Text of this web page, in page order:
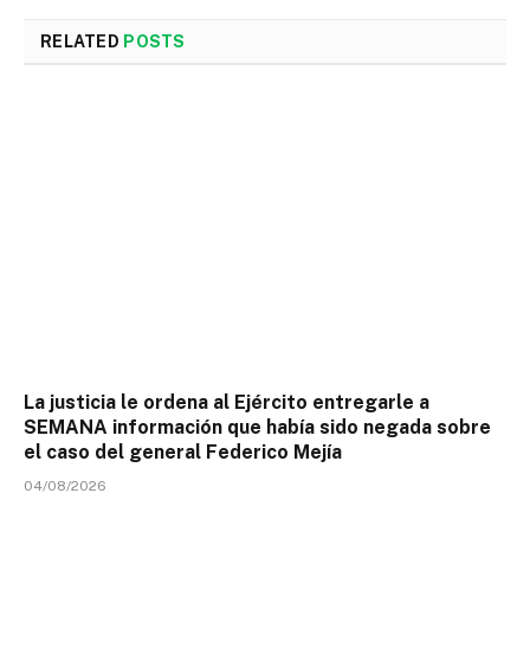
RELATED POSTS
La justicia le ordena al Ejército entregarle a
SEMANA información que había sido negada sobre
el caso del general Federico Mejía
04/08/2026